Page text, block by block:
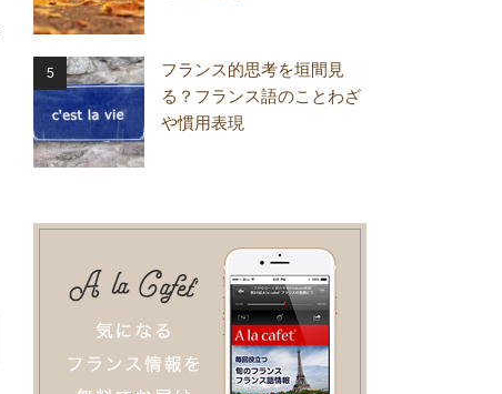
フランス的思考を垣間見
る？フランス語のことわざ
や慣用表現